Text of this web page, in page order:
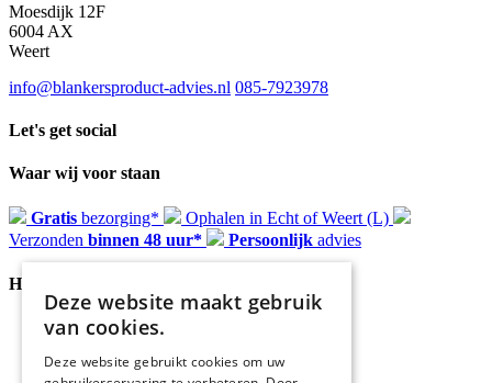
Moesdijk 12F
6004 AX
Weert
info@blankersproduct-advies.nl 085-7923978
Let's get social
Waar wij voor staan
Gratis bezorging*
Ophalen in Echt of Weert (L)
Verzonden binnen 48 uur* Persoonlijk advies
Handige Links
Home
Over ons
Deze website maakt gebruik
van cookies.
Deze website gebruikt cookies om uw